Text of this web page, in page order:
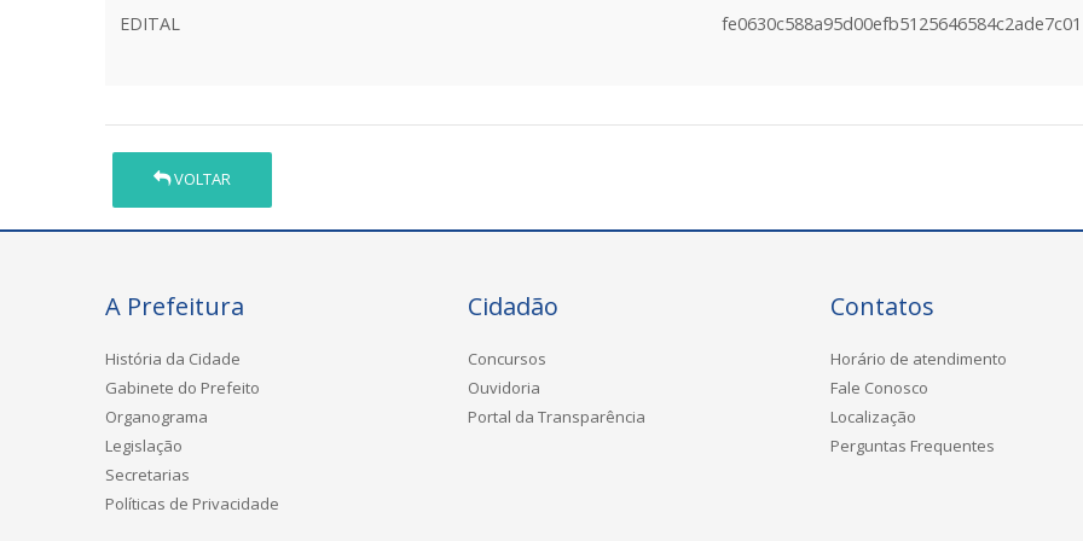
EDITAL
VOLTAR
A Prefeitura
História da Cidade
Gabinete do Prefeito
Organograma
Legislação
Secretarias
Políticas de Privacidade
Cidadão
Concursos
Ouvidoria
Portal da Transparência
Contatos
Horário de atendimento
Fale Conosco
Localização
Perguntas Frequentes